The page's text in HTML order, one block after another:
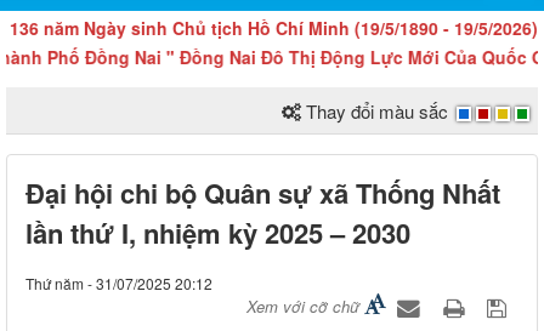
Ngày sinh Chủ tịch Hồ Chí Minh (19/5/1890 - 19/5/2026).
Đồng Nai " Đồng Nai Đô Thị Động Lực Mới Của Quốc Gia "
Thay đổi màu sắc
Đại hội chi bộ Quân sự xã Thống Nhất
lần thứ I, nhiệm kỳ 2025 – 2030
Thứ năm - 31/07/2025 20:12
Xem với cỡ chữ